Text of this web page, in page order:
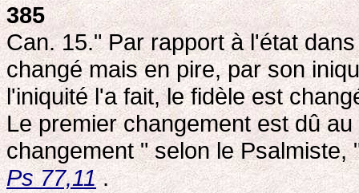
385
Can. 15." Par rapport à l'état
changé mais en pire, par son
l'iniquité l'a fait, le fidèle est
Le premier changement est dû
changement " selon le
Ps 77,11.